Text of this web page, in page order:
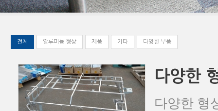
전체 알루미늄 형상 제품 기타 다양한 부품
다양한
다양한 형